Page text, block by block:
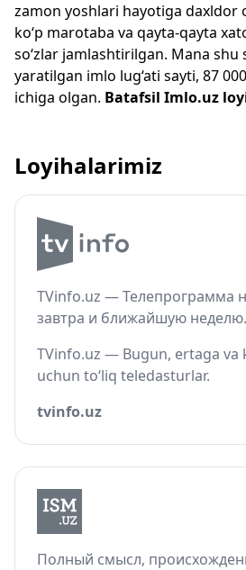
zamon yoshlari hayotiga daxldor
ko‘p marotaba va qayta-qayta
so‘zlar jamlashtirilgan. Mana shu
yaratilgan imlo lug‘ati sayti, 87
ichiga olgan. Batafsil Imlo.uz
Loyihalarimiz
TVinfo.uz — Телепрограмма
завтра и ближайшую неделю.
TVinfo.uz — Bugun, ertaga va
uchun to‘liq teledasturlar.
tvinfo.uz
Полный смысл,